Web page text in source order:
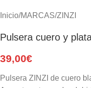
Inicio/MARCAS/ZINZI
Pulsera cuero y
39,00€
Pulsera ZINZI de cuero